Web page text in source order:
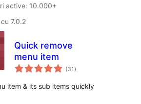
active: 10.000+
7.0.2
Quick remove
menu item
(31 total
aprecieri
)
item & its sub items quickly